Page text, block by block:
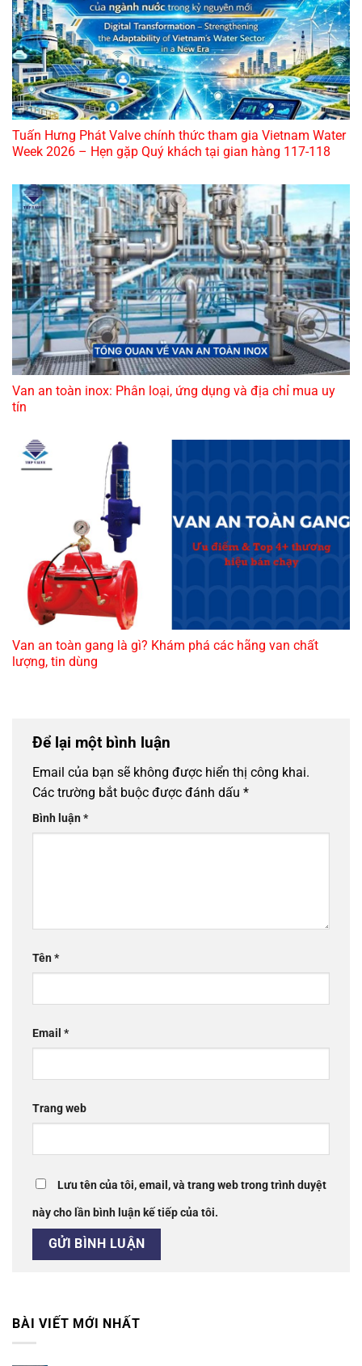
Tuấn Hưng Phát Valve chính thức tham gia Vietnam Water
Week 2026 – Hẹn gặp Quý khách tại gian hàng 117-118
Van an toàn inox: Phân loại, ứng dụng và địa chỉ mua uy
tín
Van an toàn gang là gì? Khám phá các hãng van chất
lượng, tin dùng
Để lại một bình luận
Email của bạn sẽ không được hiển thị công khai.
Các trường bắt buộc được đánh dấu *
Bình luận*
Tên*
Email *
Trang web
Lưu tên của tôi, email, và trang web trong trình duyệt
này cho lần bình luận kế tiếp của tôi.
BÀI VIẾT MỚI NHẤT